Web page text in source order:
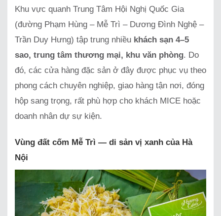
Khu vực quanh Trung Tâm Hội Nghị Quốc Gia
(đường Phạm Hùng – Mễ Trì – Dương Đình Nghệ –
Trần Duy Hưng) tập trung nhiều khách sạn 4–5
sao, trung tâm thương mại, khu văn phòng. Do
đó, các cửa hàng đặc sản ở đây được phục vụ theo
phong cách chuyên nghiệp, giao hàng tận nơi, đóng
hộp sang trọng, rất phù hợp cho khách MICE hoặc
doanh nhân dự sự kiện.
Vùng đất cốm Mễ Trì — di sản vị xanh của Hà
Nội